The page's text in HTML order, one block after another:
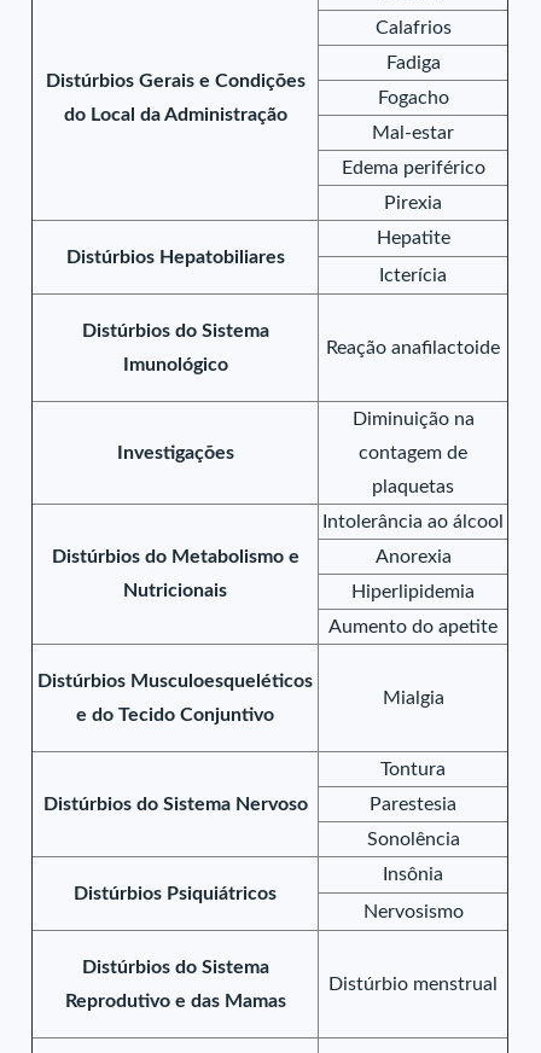
Distúrbios Gerais e Condições
do Local da Administração
Calafrios
Fadiga
Fogacho
Mal-estar
Edema periférico
Pirexia
Distúrbios Hepatobiliares
Hepatite
Icterícia
Distúrbios do Sistema
Imunológico
Reação anafilactoide
Investigações
Diminuição na
contagem de
plaquetas
Distúrbios do Metabolismo e
Nutricionais
Intolerância ao álcool
Anorexia
Hiperlipidemia
Aumento do apetite
Distúrbios Musculoesqueléticos
e do Tecido Conjuntivo
Mialgia
Distúrbios do Sistema Nervoso
Tontura
Parestesia
Sonolência
Distúrbios Psiquiátricos
Insônia
Nervosismo
Distúrbios do Sistema
Reprodutivo e das Mamas
Distúrbio menstrual